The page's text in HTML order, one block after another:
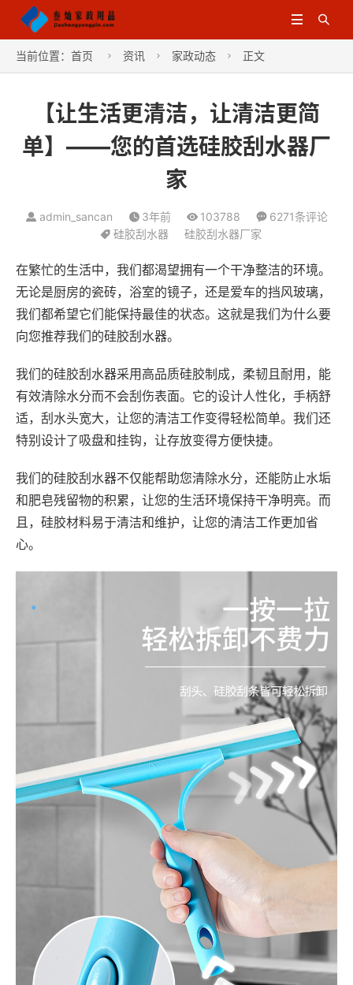


当前位置： 首页  资讯  家政动态  正文
【让生活更清洁，让清洁更简
单】——您的首选硅胶刮水器厂
家
admin_sancan 3年前 103788
6271条评论
硅胶刮水器
硅胶刮水器厂家
在繁忙的生活中，我们都渴望拥有一个干净整洁的环境。
无论是厨房的瓷砖，浴室的镜子，还是爱车的挡风玻璃，
我们都希望它们能保持最佳的状态。这就是我们为什么要
向您推荐我们的硅胶刮水器。
我们的硅胶刮水器采用高品质硅胶制成，柔韧且耐用，能
有效清除水分而不会刮伤表面。它的设计人性化，手柄舒
适，刮水头宽大，让您的清洁工作变得轻松简单。我们还
特别设计了吸盘和挂钩，让存放变得方便快捷。
我们的硅胶刮水器不仅能帮助您清除水分，还能防止水垢
和肥皂残留物的积累，让您的生活环境保持干净明亮。而
且，硅胶材料易于清洁和维护，让您的清洁工作更加省
心。